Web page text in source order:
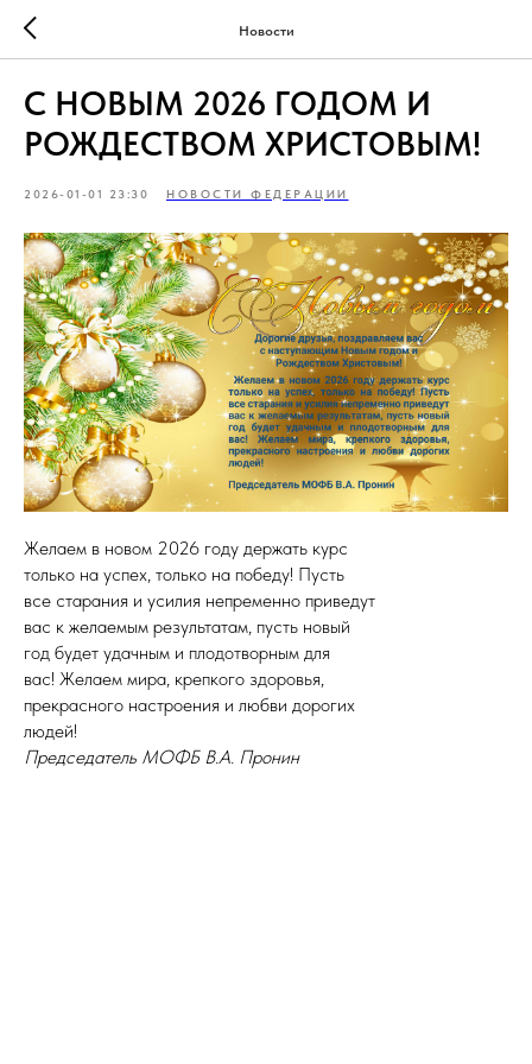
Новости
С НОВЫМ 2026 ГОДОМ И
РОЖДЕСТВОМ ХРИСТОВЫМ!
2026-01-01 23:30 НОВОСТИ ФЕДЕРАЦИИ
Желаем в новом 2026 году держать курс
только на успех, только на победу! Пусть
все старания и усилия непременно приведут
вас к желаемым результатам, пусть новый
год будет удачным и плодотворным для
вас! Желаем мира, крепкого здоровья,
прекрасного настроения и любви дорогих
людей!
Председатель МОФБ В.А. Пронин